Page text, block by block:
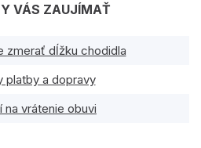
VÁS ZAUJÍMAŤ
zmerať dĺžku chodidla
platby a dopravy
na vrátenie obuvi